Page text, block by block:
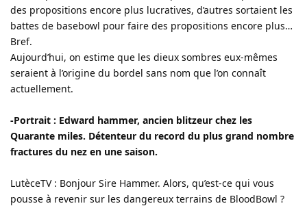
des propositions encore plus lucratives, d’autres sortaient les
battes de basebowl pour faire des propositions encore plus…
Bref.
Aujourd’hui, on estime que les dieux sombres eux-mêmes
seraient à l’origine du bordel sans nom que l’on connaît
actuellement.
-Portrait : Edward hammer, ancien blitzeur chez les
Quarante miles. Détenteur du record du plus grand nombre
fractures du nez en une saison.
LutèceTV : Bonjour Sire Hammer. Alors, qu’est-ce qui vous
pousse à revenir sur les dangereux terrains de BloodBowl ?